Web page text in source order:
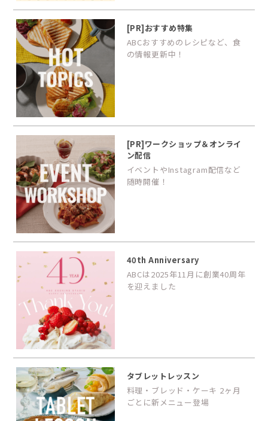
[PR]おすすめ特集
ABCおすすめのレシピなど、食
の情報更新中！
[PR]ワークショップ＆オンライ
ン配信
イベントやInstagram配信など
随時開催！
40th Anniversary
ABCは2025年11月に創業40周年
を迎えました
タブレットレッスン
料理・ブレッド・ケーキ 2ヶ月
ごとに新メニュー登場